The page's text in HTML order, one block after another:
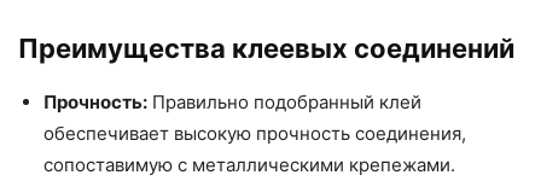
Преимущества клеевых соединений
Прочность: Правильно подобранный клей
обеспечивает высокую прочность соединения,
сопоставимую с металлическими крепежами.